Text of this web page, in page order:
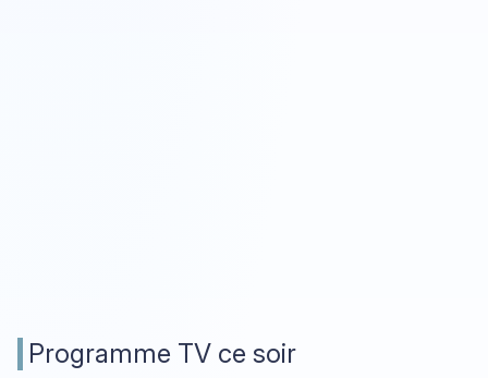
Programme TV ce soir